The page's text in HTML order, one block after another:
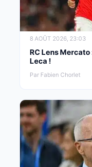
8 AOÛT 2026, 23:03
RC Lens
Leca !
Par Fabien Chorlet